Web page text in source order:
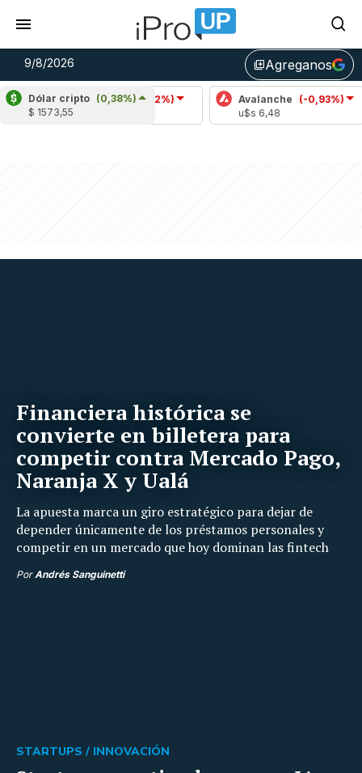
9/8/2026 library_addAgreganos
Dólar cripto (0,38%)
$ 1573,55
Cardano
(-0,02%)
u$s 0,20
Avalanche (-0,93%)
Financiera histórica se
convierte en billetera para
competir contra Mercado Pago,
Naranja X y Ualá
La apuesta marca un giro estratégico para dejar de
depender únicamente de los préstamos personales y
competir en un mercado que hoy dominan las fintech
Por Andrés Sanguinetti
STARTUPS / INNOVACIÓN